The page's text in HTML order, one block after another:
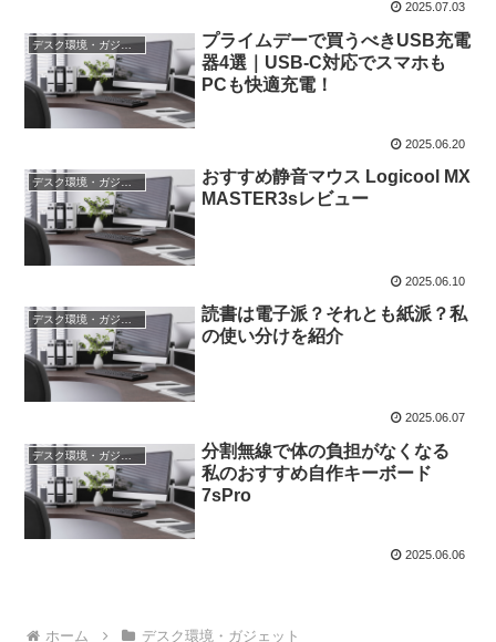
2025.07.03
デスク環境・ガジェット
プライムデーで買うべきUSB充電
器4選｜USB-C対応でスマホも
PCも快適充電！
2025.06.20
デスク環境・ガジェット
おすすめ静音マウス Logicool MX
MASTER3sレビュー
2025.06.10
デスク環境・ガジェット
読書は電子派？それとも紙派？私
の使い分けを紹介
2025.06.07
デスク環境・ガジェット
分割無線で体の負担がなくなる
私のおすすめ自作キーボード
7sPro
2025.06.06
ホーム デスク環境・ガジェット